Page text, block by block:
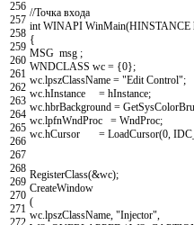
256
257
258
259
260
261
262
263
264
265
266
267
268
269
270
271
//Точка входа
int WINAPI WinMain(HINSTANCE
{
MSG msg ;
WNDCLASS wc = {0};
wc.lpszClassName = "Edit Control";
wc.hInstance = hInstance;
wc.hbrBackground =
wc.lpfnWndProc = WndProc;
wc.hCursor = LoadCursor(0,
RegisterClass(&wc);
CreateWindow
(
wc.lpszClassName, "Injector",